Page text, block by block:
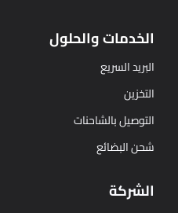
الخدمات والحلول
البريد السريع
التخزين
التوصيل بالشاحنات
شحن البضائع
الشركة